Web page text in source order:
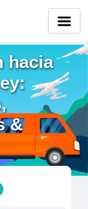
hacia
&